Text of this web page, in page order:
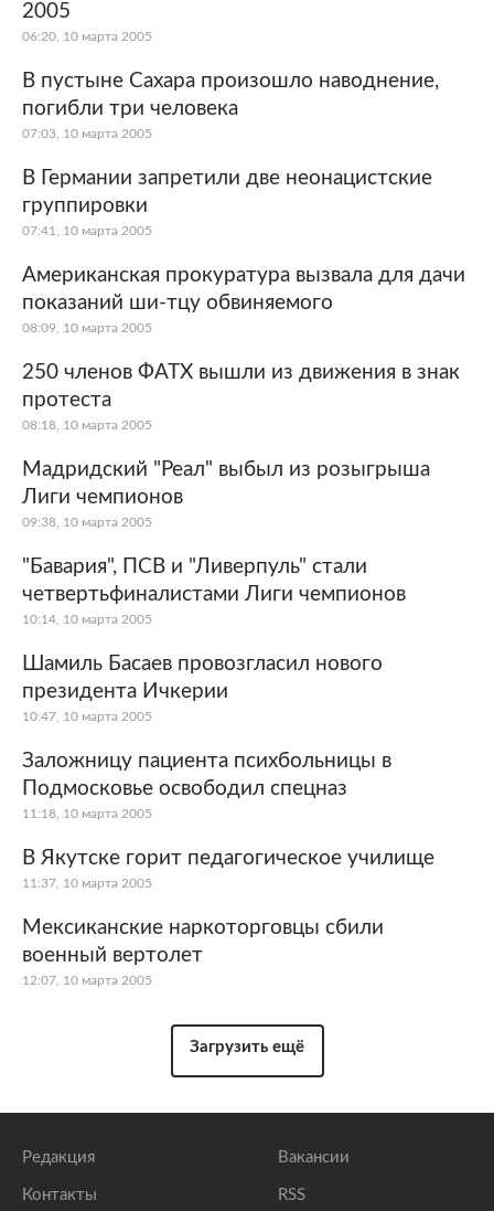
2005
06:20, 10 марта 2005
В пустыне Сахара произошло наводнение,
погибли три человека
07:03, 10 марта 2005
В Германии запретили две неонацистские
группировки
07:41, 10 марта 2005
Американская прокуратура вызвала для дачи
показаний ши-тцу обвиняемого
08:09, 10 марта 2005
250 членов ФАТХ вышли из движения в знак
протеста
08:18, 10 марта 2005
Мадридский "Реал" выбыл из розыгрыша
Лиги чемпионов
09:38, 10 марта 2005
"Бавария", ПСВ и "Ливерпуль" стали
четвертьфиналистами Лиги чемпионов
10:14, 10 марта 2005
Шамиль Басаев провозгласил нового
президента Ичкерии
10:47, 10 марта 2005
Заложницу пациента психбольницы в
Подмосковье освободил спецназ
11:18, 10 марта 2005
В Якутске горит педагогическое училище
11:37, 10 марта 2005
Мексиканские наркоторговцы сбили
военный вертолет
12:07, 10 марта 2005
Загрузить ещё
Редакция
Контакты
Вакансии
RSS